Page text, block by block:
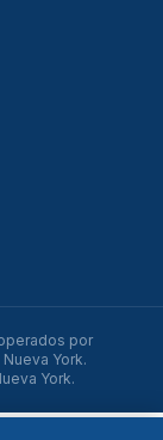
por
York.
York.